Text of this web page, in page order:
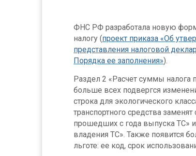
ФНС РФ разработала новую
налогу (проект приказа «Об
представления налоговой
Порядка ее заполнения»).
Раздел 2 «Расчет суммы налога
больше всех подвергся
строка для экологического
транспортного средства
прошедших с года выпуска ТС»
владения ТС». Также появится
льготе: ее код, срок